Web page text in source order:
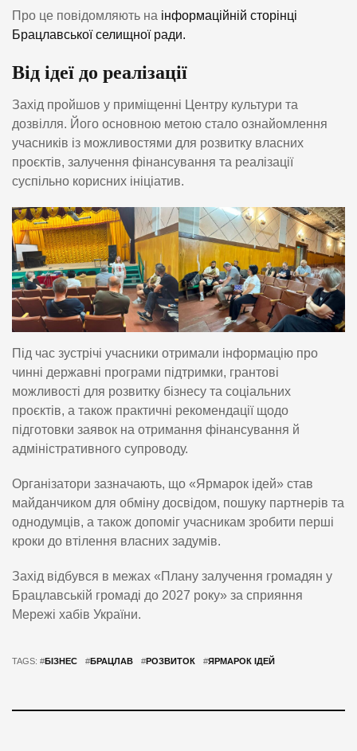
Про це повідомляють на інформаційній сторінці
Брацлавської селищної ради.
Від ідеї до реалізації
Захід пройшов у приміщенні Центру культури та
дозвілля. Його основною метою стало ознайомлення
учасників із можливостями для розвитку власних
проєктів, залучення фінансування та реалізації
суспільно корисних ініціатив.
Під час зустрічі учасники отримали інформацію про
чинні державні програми підтримки, грантові
можливості для розвитку бізнесу та соціальних
проєктів, а також практичні рекомендації щодо
підготовки заявок на отримання фінансування й
адміністративного супроводу.
Організатори зазначають, що «Ярмарок ідей» став
майданчиком для обміну досвідом, пошуку партнерів та
однодумців, а також допоміг учасникам зробити перші
кроки до втілення власних задумів.
Захід відбувся в межах «Плану залучення громадян у
Брацлавській громаді до 2027 року» за сприяння
Мережі хабів України.
TAGS: #БІЗНЕС #БРАЦЛАВ #РОЗВИТОК #ЯРМАРОК ІДЕЙ